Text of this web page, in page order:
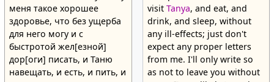
меня такое хорошее
здоровье, что без ущерба
для него могу и с
быстротой жел[езной]
дор[оги] писать, и Таню
навещать, и есть, и пить, и
visit Tanya, and eat, and
drink, and sleep, without
any ill-effects; just don't
expect any proper letters
from me. I'll only write so
as not to leave you without